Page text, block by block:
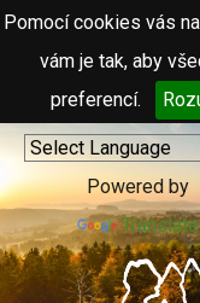
Pomocí cookies vás
vám je tak, aby
preferencí.
Powered by
Translate